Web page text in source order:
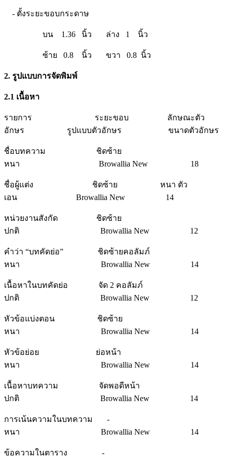
- ตั้งระยะขอบกระดาษ
บน 1.36 นิ้ว ล่าง 1 นิ้ว
ซ้าย 0.8 นิ้ว ขวา 0.8 นิ้ว
2. รูปแบบการจัดพิมพ์
2.1 เนื้อหา
รายการ ระยะขอบ ลักษณะตัว
อักษร รูปแบบตัวอักษร ขนาดตัวอักษร
ชื่อบทความ ชิดซ้าย
หนา Browallia New 18
ชื่อผู้แต่ง ชิดซ้าย หนา ตัว
เอน Browallia New 14
หน่วยงานสังกัด ชิดซ้าย
ปกติ Browallia New 12
คำว่า “บทคัดย่อ” ชิดซ้ายคอลัมภ์
หนา Browallia New 14
เนื้อหาในบทคัดย่อ จัด 2 คอลัมภ์
ปกติ Browallia New 12
หัวข้อแบ่งตอน ชิดซ้าย
หนา Browallia New 14
หัวข้อย่อย ย่อหน้า
หนา Browallia New 14
เนื้อหาบทความ จัดพอดีหน้า
ปกติ Browallia New 14
การเน้นความในบทความ -
หนา Browallia New 14
ข้อความในตาราง -